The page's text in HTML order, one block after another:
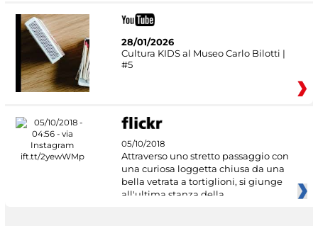
28/01/2026
Cultura KIDS al Museo Carlo Bilotti |
#5
05/10/2018
Attraverso uno stretto passaggio con
una curiosa loggetta chiusa da una
bella vetrata a tortiglioni, si giunge
all'ultima stanza della